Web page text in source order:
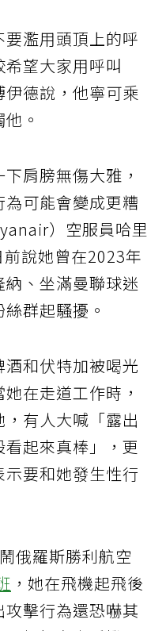
濫用頭頂上的呼
望大家用呼叫
德說，他寧可乘
。
肩膀無傷大雅，
可能會變成更糟
）空服員哈里
說她曾在2023年
、坐滿曼聯球迷
群起騷擾。
和伏特加被喝光
在走道工作時，
有人大喊「露出
起來真棒」，更
要和她發生性行
俄羅斯勝利航空
，她在飛機起飛後
擊行為還恐嚇其